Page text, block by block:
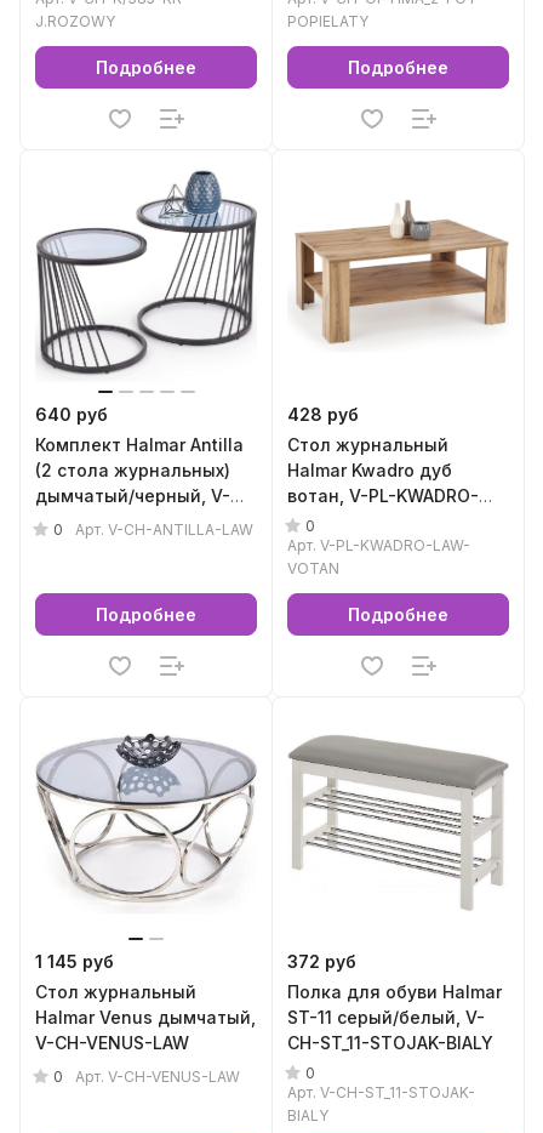
J.ROZOWY
Подробнее
POPIELATY
Подробнее
640 руб
Комплект Halmar Antilla
(2 стола журнальных)
дымчатый/черный, V-
CH-ANTILLA-LAW
0 Арт. V-CH-ANTILLA-LAW
Подробнее
428 руб
Стол журнальный
Halmar Kwadro дуб
вотан, V-PL-KWADRO-
LAW-VOTAN
0
Арт. V-PL-KWADRO-LAW-
VOTAN
Подробнее
1 145 руб
Стол журнальный
Halmar Venus дымчатый,
V-CH-VENUS-LAW
0 Арт. V-CH-VENUS-LAW
372 руб
Полка для обуви Halmar
ST-11 серый/белый, V-
CH-ST_11-STOJAK-BIALY
0
Арт. V-CH-ST_11-STOJAK-
BIALY